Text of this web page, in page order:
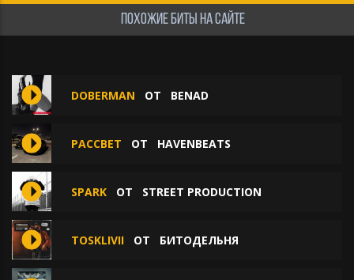
ПОХОЖИЕ БИТЫ НА САЙТЕ
DOBERMAN ОТ BENAD
РАССВЕТ ОТ HAVENBEATS
SPARK ОТ STREET PRODUCTION
TOSKLIVII ОТ БИТОДЕЛЬНЯ